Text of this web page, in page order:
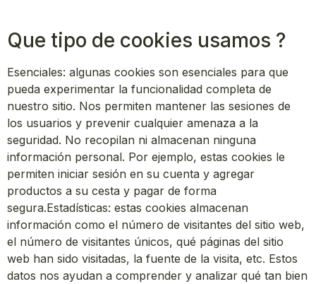
Que tipo de cookies usamos ?
Esenciales: algunas cookies son esenciales para que
pueda experimentar la funcionalidad completa de
nuestro sitio. Nos permiten mantener las sesiones de
los usuarios y prevenir cualquier amenaza a la
seguridad. No recopilan ni almacenan ninguna
información personal. Por ejemplo, estas cookies le
permiten iniciar sesión en su cuenta y agregar
productos a su cesta y pagar de forma
segura.Estadísticas: estas cookies almacenan
información como el número de visitantes del sitio web,
el número de visitantes únicos, qué páginas del sitio
web han sido visitadas, la fuente de la visita, etc. Estos
datos nos ayudan a comprender y analizar qué tan bien